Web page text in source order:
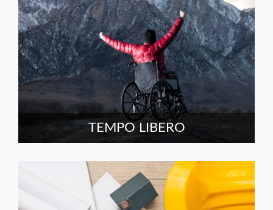
TEMPO LIBERO